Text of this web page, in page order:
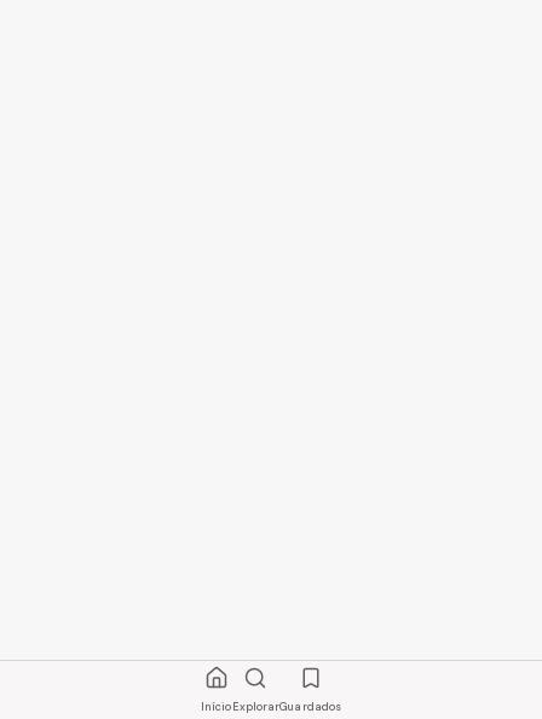
InícioExplorarGuardados